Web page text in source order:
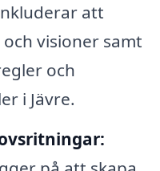
att
visioner samt
och
i Jävre.